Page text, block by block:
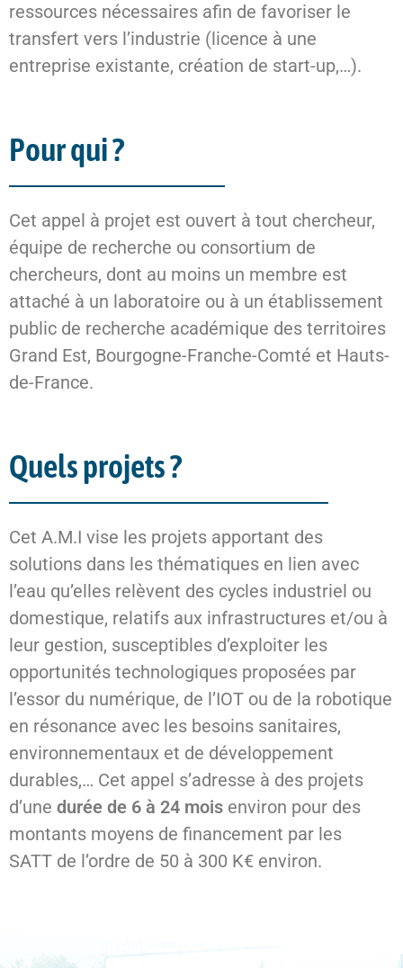
ressources nécessaires afin de favoriser le
transfert vers l’industrie (licence à une
entreprise existante, création de start-up,…).
Pour qui ?
Cet appel à projet est ouvert à tout chercheur,
équipe de recherche ou consortium de
chercheurs, dont au moins un membre est
attaché à un laboratoire ou à un établissement
public de recherche académique des territoires
Grand Est, Bourgogne-Franche-Comté et Hauts-
de-France.
Quels projets ?
Cet A.M.I vise les projets apportant des
solutions dans les thématiques en lien avec
l’eau qu’elles relèvent des cycles industriel ou
domestique, relatifs aux infrastructures et/ou à
leur gestion, susceptibles d’exploiter les
opportunités technologiques proposées par
l’essor du numérique, de l’IOT ou de la robotique
en résonance avec les besoins sanitaires,
environnementaux et de développement
durables,… Cet appel s’adresse à des projets
d’une durée de 6 à 24 mois environ pour des
montants moyens de financement par les
SATT de l’ordre de 50 à 300 K€ environ.